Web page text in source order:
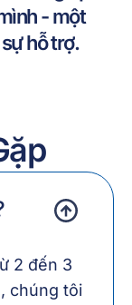
- một
hỗ trợ.
2 đến 3
chúng tôi